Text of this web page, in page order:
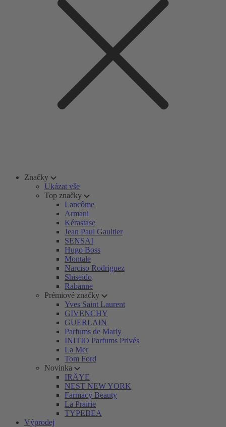
Značky
Ukázat vše
Top značky
Lancôme
Armani
Kérastase
Jean Paul Gaultier
SENSAI
Hugo Boss
Montale
Narciso Rodriguez
Shiseido
Rabanne
Prémiové značky
Yves Saint Laurent
GIVENCHY
GUERLAIN
Parfums de Marly
INITIO Parfums Privés
La Mer
Tom Ford
Novinka
IRÄYE
NEST NEW YORK
Farmacy Beauty
La Prairie
TYPEBEA
Výprodej